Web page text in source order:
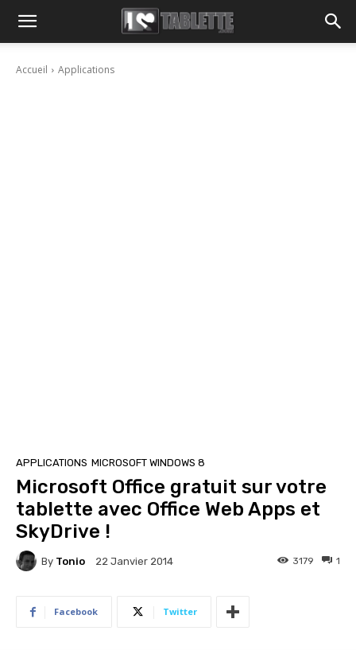
Accueil Applications
APPLICATIONS MICROSOFT WINDOWS 8
Microsoft Office gratuit sur votre
tablette avec Office Web Apps et
SkyDrive !
By Tonio 22 Janvier 2014 1
3179
Facebook Twitter